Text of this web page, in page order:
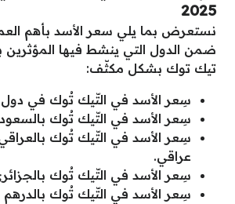
2025
نستعرض بما يلي سعر الأسد بأهم
ضمن الدول التي ينشط فيها المؤثرين
تيك توك بشكل مكثّف:
سِعر الأسد في التّيك تُوك في دول أوربا
سِعر الأسد في التّيك تُوك بالسعودي 1500
عراقي.
سِعر الأسد في التّيك تُوك بالجزائري 55000